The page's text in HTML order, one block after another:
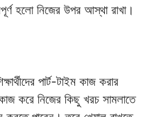
হলো নিজের উপর আস্থা রাখা।
পার্ট-টাইম কাজ করার
করে নিজের কিছু খরচ সামলাতে